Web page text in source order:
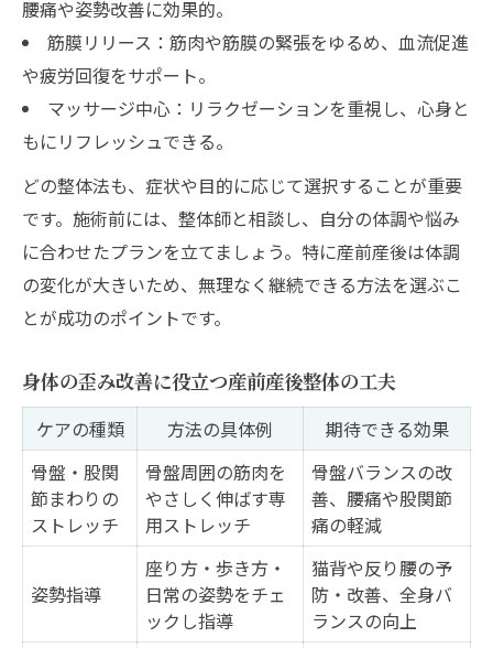
腰痛や姿勢改善に効果的。
筋膜リリース：筋肉や筋膜の緊張をゆるめ、血流促進
や疲労回復をサポート。
マッサージ中心：リラクゼーションを重視し、心身と
もにリフレッシュできる。
どの整体法も、症状や目的に応じて選択することが重要
です。施術前には、整体師と相談し、自分の体調や悩み
に合わせたプランを立てましょう。特に産前産後は体調
の変化が大きいため、無理なく継続できる方法を選ぶこ
とが成功のポイントです。
身体の歪み改善に役立つ産前産後整体の工夫
ケアの種類 方法の具体例
期待できる効果
骨盤・股関
節まわりの
ストレッチ
骨盤周囲の筋肉を
やさしく伸ばす専
用ストレッチ
骨盤バランスの改
善、腰痛や股関節
痛の軽減
姿勢指導
座り方・歩き方・
日常の姿勢をチェ
ックし指導
猫背や反り腰の予
防・改善、全身バ
ランスの向上